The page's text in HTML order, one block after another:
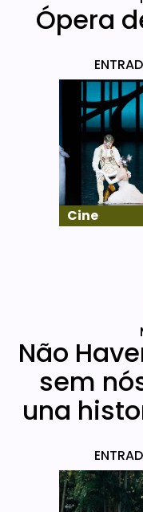
Ópera
Cine
Não
sem
una